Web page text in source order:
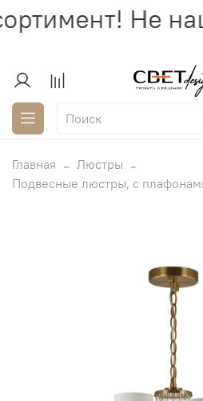
Не
Главная
Люстры
Подвесные люстры, с